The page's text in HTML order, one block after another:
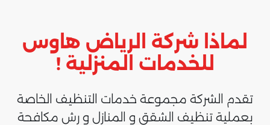
لماذا شركة الرياض هاوس
للخدمات المنزلية !
تقدم الشركة مجموعة خدمات التنظيف الخاصة
بعملية تنظيف الشقق و المنازل و رش مكافحة